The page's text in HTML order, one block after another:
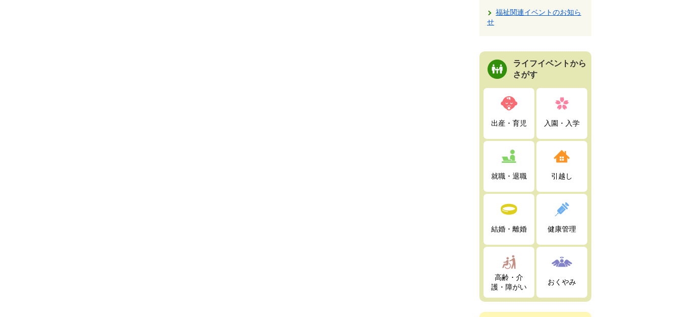
福祉関連イベントのお知ら
せ
ライフイベントから
さがす
出産・育児 入園・入学
就職・退職 引越し
結婚・離婚 健康管理
高齢・介
護・障がい
おくやみ